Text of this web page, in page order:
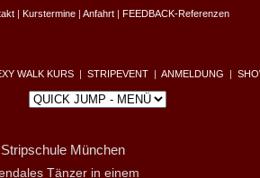
| Kurstermine | Anfahrt | FEEDBACK-Referenzen
WALK KURS| STRIPEVENT| ANMELDUNG |
München
Tänzer in einem